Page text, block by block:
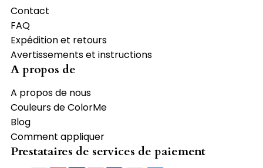
Contact
FAQ
Expédition et retours
Avertissements et instructions
A propos de
A propos de nous
Couleurs de ColorMe
Blog
Comment appliquer
Prestataires de services de paiement